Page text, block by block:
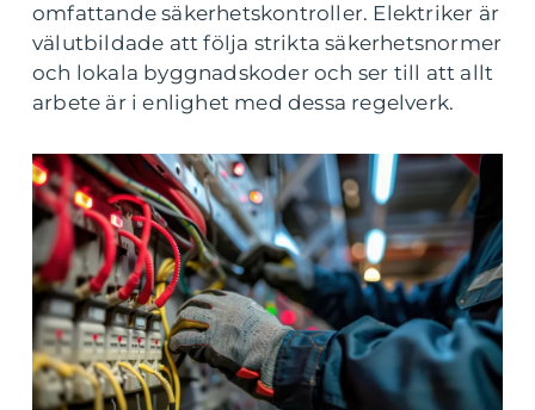
omfattande säkerhetskontroller. Elektriker är
välutbildade att följa strikta säkerhetsnormer
och lokala byggnadskoder och ser till att allt
arbete är i enlighet med dessa regelverk.